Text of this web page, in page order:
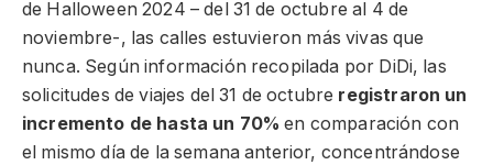
de Halloween 2024 – del 31 de octubre al 4 de
noviembre-, las calles estuvieron más vivas que
nunca. Según información recopilada por DiDi, las
solicitudes de viajes del 31 de octubre registraron un
incremento de hasta un 70% en comparación con
el mismo día de la semana anterior, concentrándose